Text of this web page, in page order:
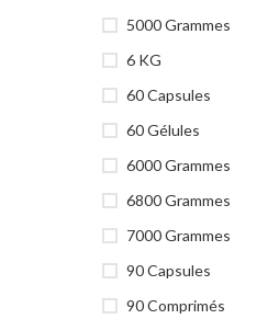
5000 Grammes
6 KG
60 Capsules
60 Gélules
6000 Grammes
6800 Grammes
7000 Grammes
90 Capsules
90 Comprimés